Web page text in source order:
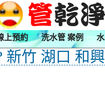
上預約 洗水管 案例
新竹 湖口 和